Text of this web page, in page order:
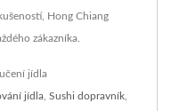
Hong Chiang
zákazníka.
jídla
jídla Sushi dopravník